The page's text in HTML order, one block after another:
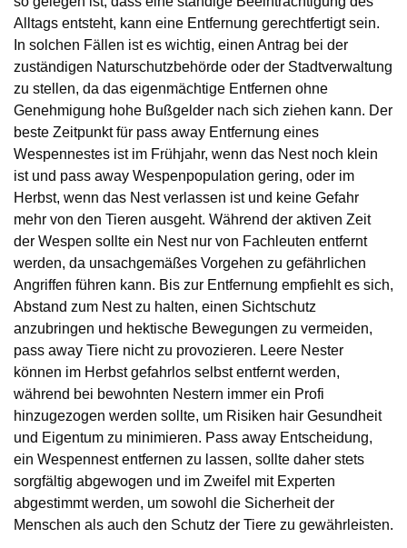
Alltags entsteht, kann eine Entfernung gerechtfertigt sein.
In solchen Fällen ist es wichtig, einen Antrag bei der
zuständigen Naturschutzbehörde oder der Stadtverwaltung
zu stellen, da das eigenmächtige Entfernen ohne
Genehmigung hohe Bußgelder nach sich ziehen kann. Der
beste Zeitpunkt für pass away Entfernung eines
Wespennestes ist im Frühjahr, wenn das Nest noch klein
ist und pass away Wespenpopulation gering, oder im
Herbst, wenn das Nest verlassen ist und keine Gefahr
mehr von den Tieren ausgeht. Während der aktiven Zeit
der Wespen sollte ein Nest nur von Fachleuten entfernt
werden, da unsachgemäßes Vorgehen zu gefährlichen
Angriffen führen kann. Bis zur Entfernung empfiehlt es sich,
Abstand zum Nest zu halten, einen Sichtschutz
anzubringen und hektische Bewegungen zu vermeiden,
pass away Tiere nicht zu provozieren. Leere Nester
können im Herbst gefahrlos selbst entfernt werden,
während bei bewohnten Nestern immer ein Profi
hinzugezogen werden sollte, um Risiken hair Gesundheit
und Eigentum zu minimieren. Pass away Entscheidung,
ein Wespennest entfernen zu lassen, sollte daher stets
sorgfältig abgewogen und im Zweifel mit Experten
abgestimmt werden, um sowohl die Sicherheit der
Menschen als auch den Schutz der Tiere zu gewährleisten.